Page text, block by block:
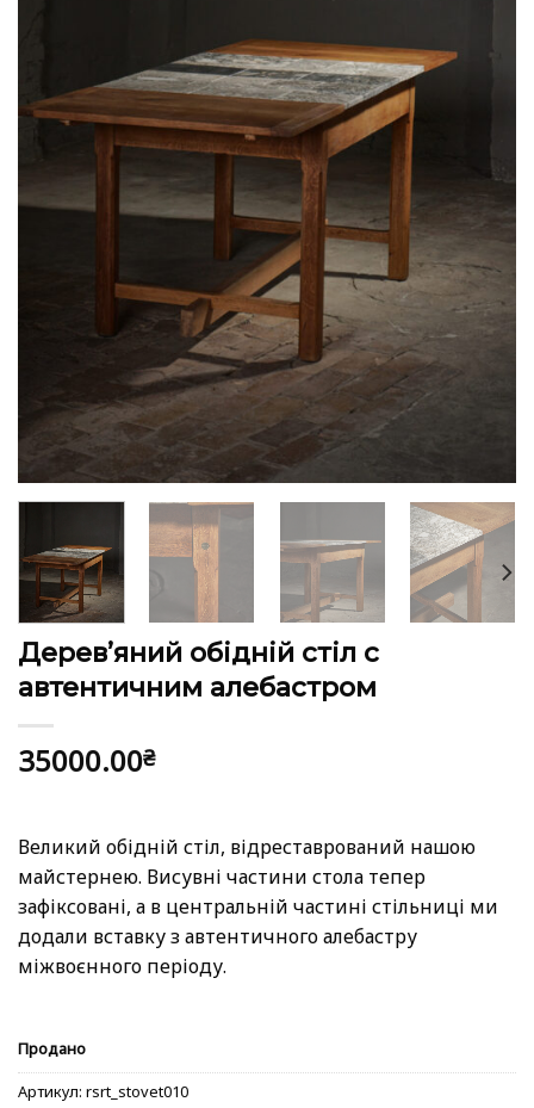
Дерев’яний обідній стіл с
автентичним алебастром
35000.00₴
Великий обідній стіл, відреставрований нашою
майстернею. Висувні частини стола тепер
зафіксовані, а в центральній частині стільниці ми
додали вставку з автентичного алебастру
міжвоєнного періоду.
Продано
Артикул: rsrt_stovet010